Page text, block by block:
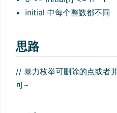
initial 中每个整数都不同
思路
// 暴力枚举可删除的点或者
可~